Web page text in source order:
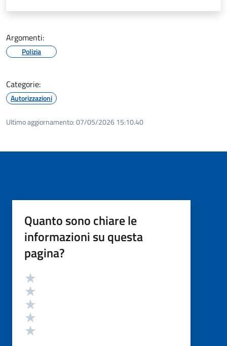
Argomenti:
Polizia
Categorie:
Autorizzazioni
Ultimo aggiornamento:07/05/2026 15:10.40
Quanto sono chiare le
informazioni su questa
pagina?
Valutazione